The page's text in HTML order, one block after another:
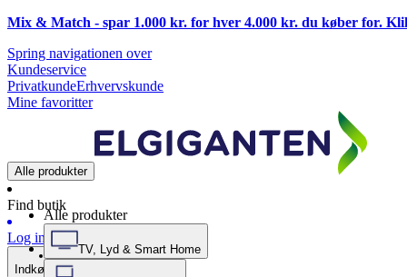
Mix & Match - spar 1.000 kr. for hver 4.000 kr. du køber for.
Spring navigationen over
Kundeservice
PrivatkundeErhvervskunde
Mine favoritter
Alle produkter
Find butik
Log ind
Indkøbskurv
Alle produkter
TV, Lyd & Smart Home